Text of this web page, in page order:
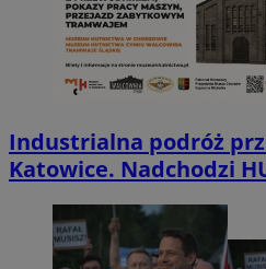
Industrialna podróż
Katowice. Nadchodzi